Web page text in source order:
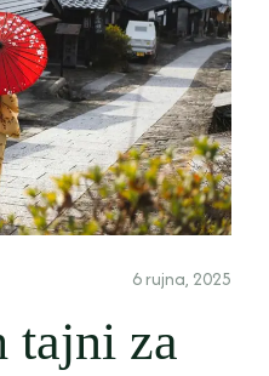
6 rujna, 2025
tajni za